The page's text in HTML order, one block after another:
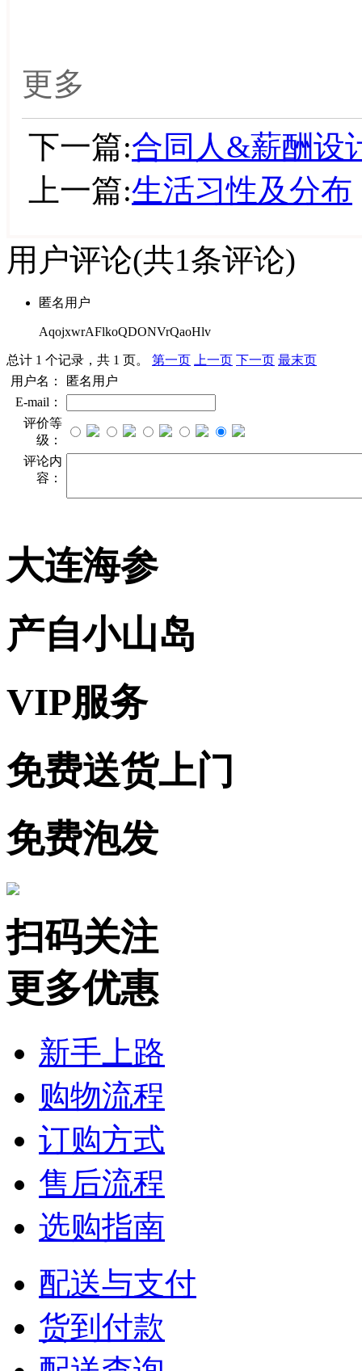
更多
下一篇:合同人&薪酬设
上一篇:生活习性及分布
用户评论(共1条评论)
匿名用户
AqojxwrAFlkoQDONVrQaoHlv
总计 1 个记录，共 1 页。 第一页 上一页 下一页 最末页
用户名：
匿名用户
E-mail：
评价等
级：
评论内
容：
大连海参
产自小山岛
VIP服务
免费送货上门
免费泡发
扫码关注
更多优惠
新手上路
购物流程
订购方式
售后流程
选购指南
配送与支付
货到付款